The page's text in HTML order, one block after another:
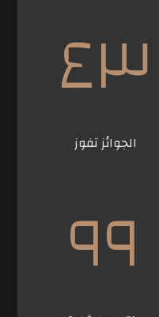
٤٣
الجوائز تفوز
٩٩